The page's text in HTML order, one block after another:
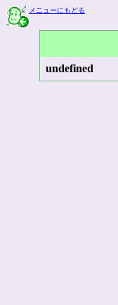
メニューにもどる
undefined